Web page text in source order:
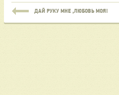
ДАЙ РУКУ МНЕ ,ЛЮБОВЬ МОЯ!